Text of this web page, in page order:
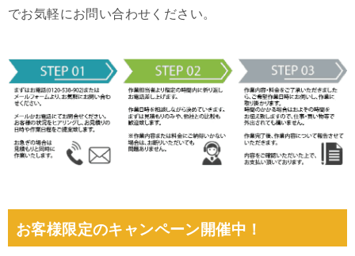
でお気軽にお問い合わせください。
お客様限定のキャンペーン開催中！